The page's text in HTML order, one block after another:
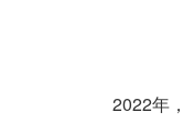
2022年，